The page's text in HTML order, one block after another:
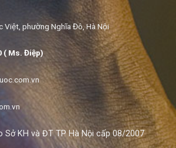
Việt, phường Nghĩa Đô, Hà Nội
( Ms. Điệp)
Sở KH và ĐT TP Hà Nội cấp 08/2007